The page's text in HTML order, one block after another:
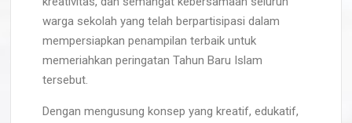
warga sekolah yang telah berpartisipasi dalam
mempersiapkan penampilan terbaik untuk
memeriahkan peringatan Tahun Baru Islam
tersebut.
Dengan mengusung konsep yang kreatif, edukatif,